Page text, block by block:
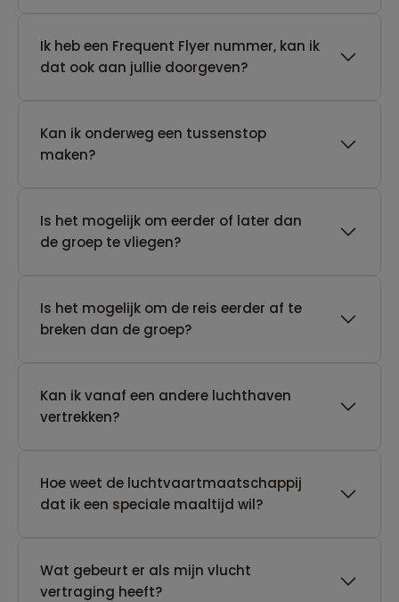
Ik heb een Frequent Flyer nummer, kan ik
dat ook aan jullie doorgeven?
Kan ik onderweg een tussenstop
maken?
Is het mogelijk om eerder of later dan
de groep te vliegen?
Is het mogelijk om de reis eerder af te
breken dan de groep?
Kan ik vanaf een andere luchthaven
vertrekken?
Hoe weet de luchtvaartmaatschappij
dat ik een speciale maaltijd wil?
Wat gebeurt er als mijn vlucht
vertraging heeft?